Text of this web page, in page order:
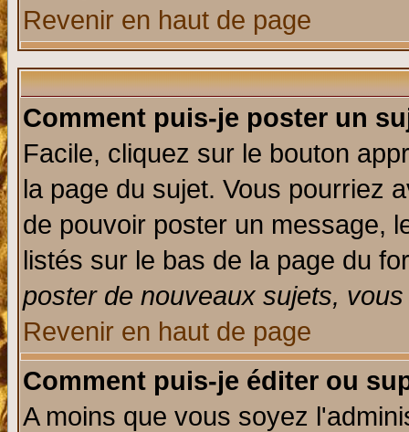
Revenir en haut de page
Comment puis-je poster un
Facile, cliquez sur le bouton
la page du sujet. Vous pourriez
de pouvoir poster un message,
listés sur le bas de la page du
poster de nouveaux sujets,
Revenir en haut de page
Comment puis-je éditer ou
A moins que vous soyez